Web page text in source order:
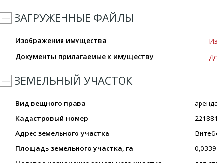
ЗАГРУЖЕННЫЕ ФАЙЛЫ
Изображения имущества
Документы прилагаемые к имуществу
ЗЕМЕЛЬНЫЙ УЧАСТОК
Вид вещного права
Кадастровый номер
Адрес земельного участка
Площадь земельного участка, га
0,0339